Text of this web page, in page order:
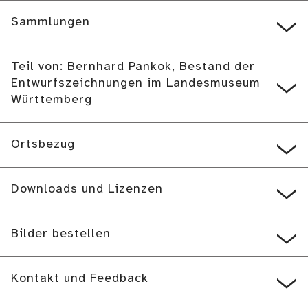
Sammlungen
Teil von: Bernhard Pankok, Bestand der
Entwurfszeichnungen im Landesmuseum
Württemberg
Ortsbezug
Downloads und Lizenzen
Bilder bestellen
Kontakt und Feedback